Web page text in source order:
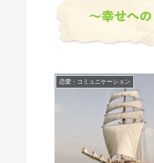
恋愛・コミュニケーション